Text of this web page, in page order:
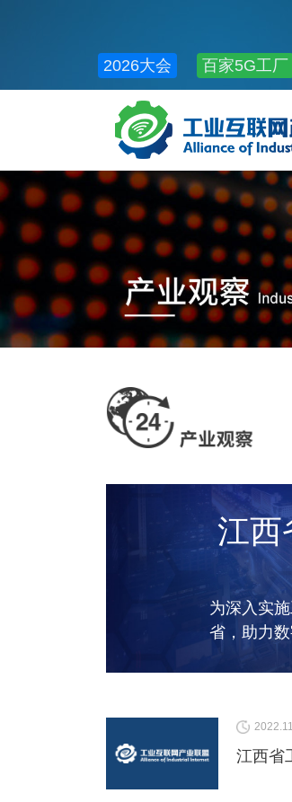
2026大会 百家5G工厂
公共服务
江西
为深入实
省，助力
实
江西省